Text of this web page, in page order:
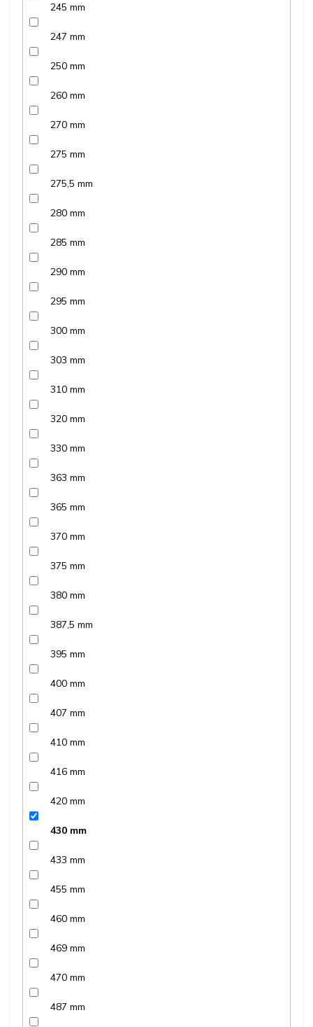
245 mm
247 mm
250 mm
260 mm
270 mm
275 mm
275,5 mm
280 mm
285 mm
290 mm
295 mm
300 mm
303 mm
310 mm
320 mm
330 mm
363 mm
365 mm
370 mm
375 mm
380 mm
387,5 mm
395 mm
400 mm
407 mm
410 mm
416 mm
420 mm
430 mm
433 mm
455 mm
460 mm
469 mm
470 mm
487 mm